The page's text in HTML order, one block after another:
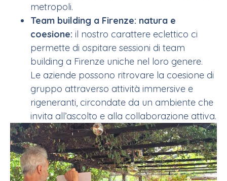
metropoli.
Team building a Firenze: natura e
coesione: il nostro carattere eclettico ci
permette di ospitare sessioni di team
building a Firenze uniche nel loro genere.
Le aziende possono ritrovare la coesione di
gruppo attraverso attività immersive e
rigeneranti, circondate da un ambiente che
invita all’ascolto e alla collaborazione attiva.